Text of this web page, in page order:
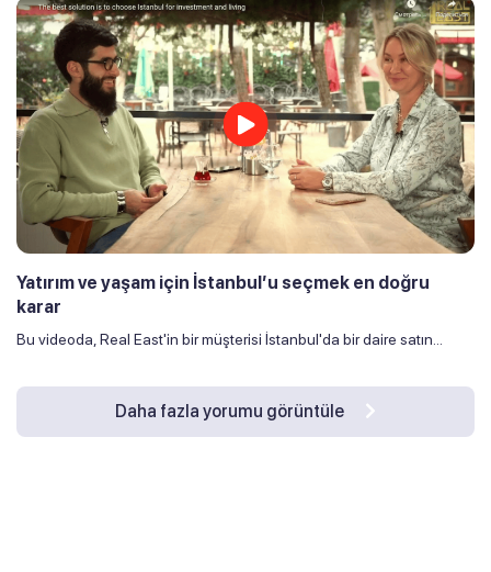
Yatırım ve yaşam için İstanbul’u seçmek en doğru
karar
Bu videoda, Real East'in bir müşterisi İstanbul'da bir daire satın...
Daha fazla yorumu görüntüle